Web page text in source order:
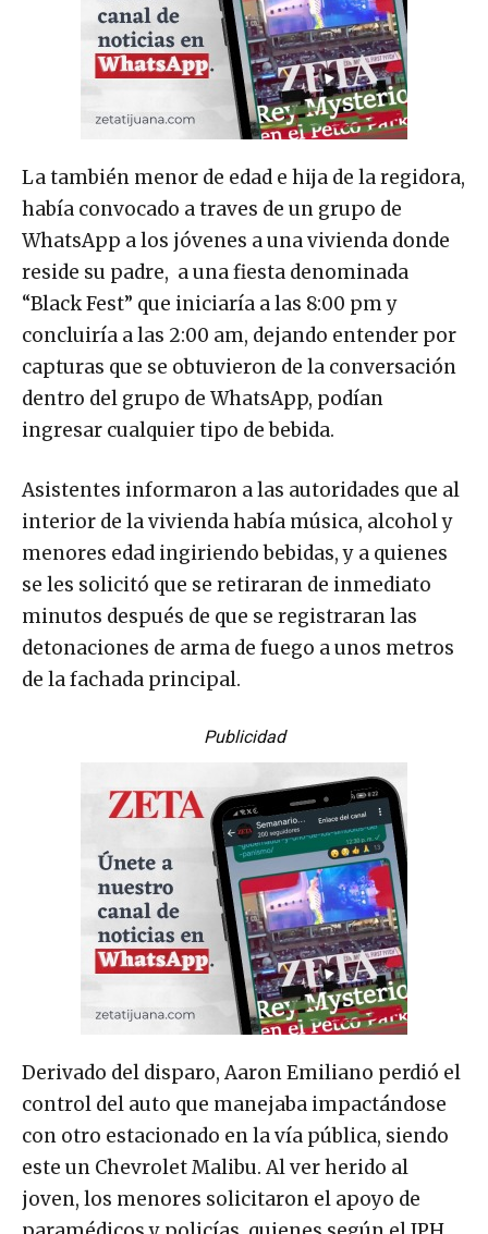
La también menor de edad e hija de la regidora,
había convocado a traves de un grupo de
WhatsApp a los jóvenes a una vivienda donde
reside su padre, a una fiesta denominada
“Black Fest” que iniciaría a las 8:00 pm y
concluiría a las 2:00 am, dejando entender por
capturas que se obtuvieron de la conversación
dentro del grupo de WhatsApp, podían
ingresar cualquier tipo de bebida.
Asistentes informaron a las autoridades que al
interior de la vivienda había música, alcohol y
menores edad ingiriendo bebidas, y a quienes
se les solicitó que se retiraran de inmediato
minutos después de que se registraran las
detonaciones de arma de fuego a unos metros
de la fachada principal.
Publicidad
Derivado del disparo, Aaron Emiliano perdió el
control del auto que manejaba impactándose
con otro estacionado en la vía pública, siendo
este un Chevrolet Malibu. Al ver herido al
joven, los menores solicitaron el apoyo de